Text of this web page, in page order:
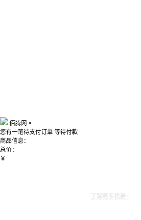
佰腾网 ×
您有一笔待支付订单 等待付款
商品信息：
总价：
￥
了解更多优惠~